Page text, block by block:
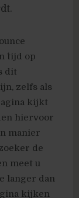
´tijd op
dit
zelfs als
kijkt
hiervoor
manier
de
meet u
langer dan
kijken